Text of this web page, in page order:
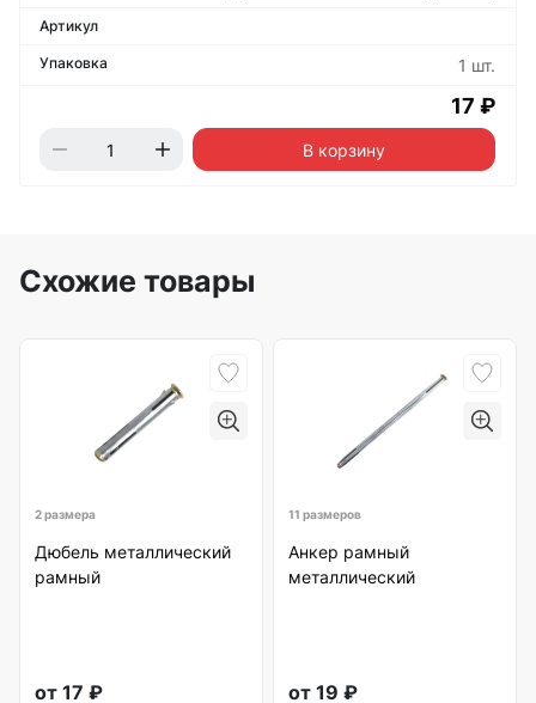
1 шт.
17 ₽
В корзину
Схожие товары
2 размера
Дюбель металлический
рамный
от 17 ₽
11 размеров
Анкер рамный
металлический
от 19 ₽